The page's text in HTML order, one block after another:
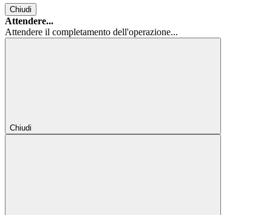
Chiudi
Attendere...
Attendere il completamento dell'operazione...
Chiudi